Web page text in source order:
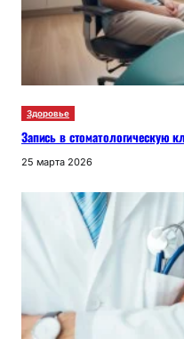
Здоровье
Запись в стоматологическую
25 марта 2026